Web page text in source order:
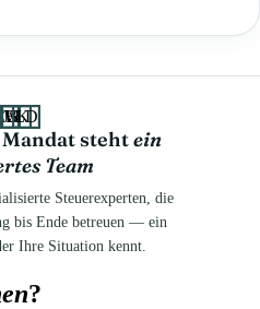
JS
VK
LD
stehtein
Team
Steuerexperten, die
bis Ende betreuen — ein
Ihre Situation kennt.
?